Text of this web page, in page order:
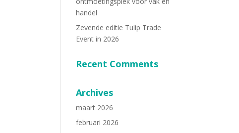
handel
Zevende editie Tulip Trade
Event in 2026
Recent Comments
Archives
maart 2026
februari 2026